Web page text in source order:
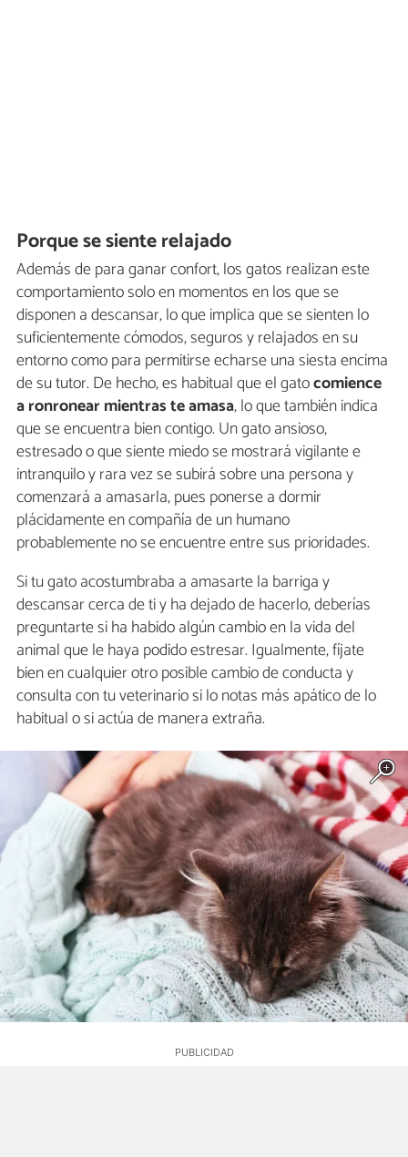
Porque se siente relajado
Además de para ganar confort, los gatos realizan este
comportamiento solo en momentos en los que se
disponen a descansar, lo que implica que se sienten lo
suficientemente cómodos, seguros y relajados en su
entorno como para permitirse echarse una siesta encima
de su tutor. De hecho, es habitual que el gatocomience
a ronronear mientras te amasa, lo que también indica
que se encuentra bien contigo. Un gato ansioso,
estresado o que siente miedo se mostrará vigilante e
intranquilo y rara vez se subirá sobre una persona y
comenzará a amasarla, pues ponerse a dormir
plácidamente en compañía de un humano
probablemente no se encuentre entre sus prioridades.
Si tu gato acostumbraba a amasarte la barriga y
descansar cerca de ti y ha dejado de hacerlo, deberías
preguntarte si ha habido algún cambio en la vida del
animal que le haya podido estresar. Igualmente, fíjate
bien en cualquier otro posible cambio de conducta y
consulta con tu veterinario si lo notas más apático de lo
habitual o si actúa de manera extraña.